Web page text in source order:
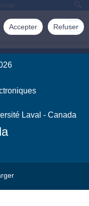
Accepter Refuser
Laval - Canada